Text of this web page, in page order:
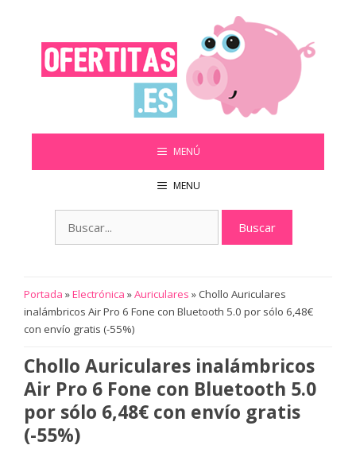
contenido
MENÚ
MENU
Portada »Electrónica »Auriculares » Chollo Auriculares
inalámbricos Air Pro 6 Fone con Bluetooth 5.0 por sólo 6,48€
con envío gratis (-55%)
Chollo Auriculares inalámbricos
Air Pro 6 Fone con Bluetooth 5.0
por sólo 6,48€ con envío gratis
(-55%)